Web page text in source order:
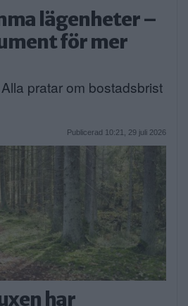
lägenheter –
för mer
pratar om bostadsbrist
Publicerad 10:21, 29 juli 2026
har